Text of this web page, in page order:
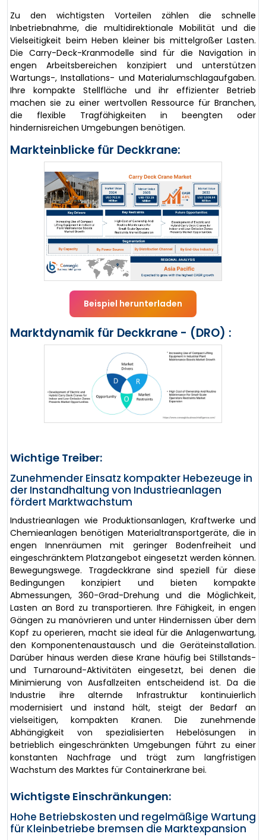
Zu den wichtigsten Vorteilen zählen die schnelle
Inbetriebnahme, die multidirektionale Mobilität und die
Vielseitigkeit beim Heben kleiner bis mittelgroßer Lasten.
Die Carry-Deck-Kranmodelle sind für die Navigation in
engen Arbeitsbereichen konzipiert und unterstützen
Wartungs-, Installations- und Materialumschlagaufgaben.
Ihre kompakte Stellfläche und ihr effizienter Betrieb
machen sie zu einer wertvollen Ressource für Branchen,
die flexible Tragfähigkeiten in beengten oder
hindernisreichen Umgebungen benötigen.
Markteinblicke für Deckkrane:
Beispiel herunterladen
Marktdynamik für Deckkrane - (DRO) :
Wichtige Treiber:
Zunehmender Einsatz kompakter Hebezeuge in
der Instandhaltung von Industrieanlagen
fördert Marktwachstum
Industrieanlagen wie Produktionsanlagen, Kraftwerke und
Chemieanlagen benötigen Materialtransportgeräte, die in
engen Innenräumen mit geringer Bodenfreiheit und
eingeschränktem Platzangebot eingesetzt werden können.
Bewegungswege. Tragdeckkrane sind speziell für diese
Bedingungen konzipiert und bieten kompakte
Abmessungen, 360-Grad-Drehung und die Möglichkeit,
Lasten an Bord zu transportieren. Ihre Fähigkeit, in engen
Gängen zu manövrieren und unter Hindernissen über dem
Kopf zu operieren, macht sie ideal für die Anlagenwartung,
den Komponentenaustausch und die Geräteinstallation.
Darüber hinaus werden diese Krane häufig bei Stillstands-
und Turnaround-Aktivitäten eingesetzt, bei denen die
Minimierung von Ausfallzeiten entscheidend ist. Da die
Industrie ihre alternde Infrastruktur kontinuierlich
modernisiert und instand hält, steigt der Bedarf an
vielseitigen, kompakten Kranen. Die zunehmende
Abhängigkeit von spezialisierten Hebelösungen in
betrieblich eingeschränkten Umgebungen führt zu einer
konstanten Nachfrage und trägt zum langfristigen
Wachstum des Marktes für Containerkrane bei.
Wichtigste Einschränkungen:
Hohe Betriebskosten und regelmäßige Wartung
für Kleinbetriebe bremsen die Marktexpansion